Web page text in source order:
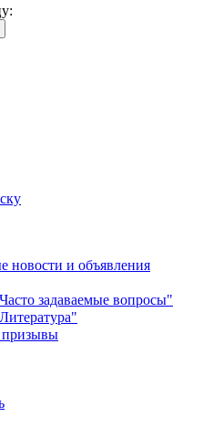
новости и объявления
задаваемые вопросы"